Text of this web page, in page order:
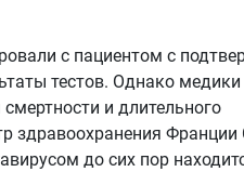
с пациентом с
тестов. Однако
и длительного
здравоохранения Франции
до сих пор